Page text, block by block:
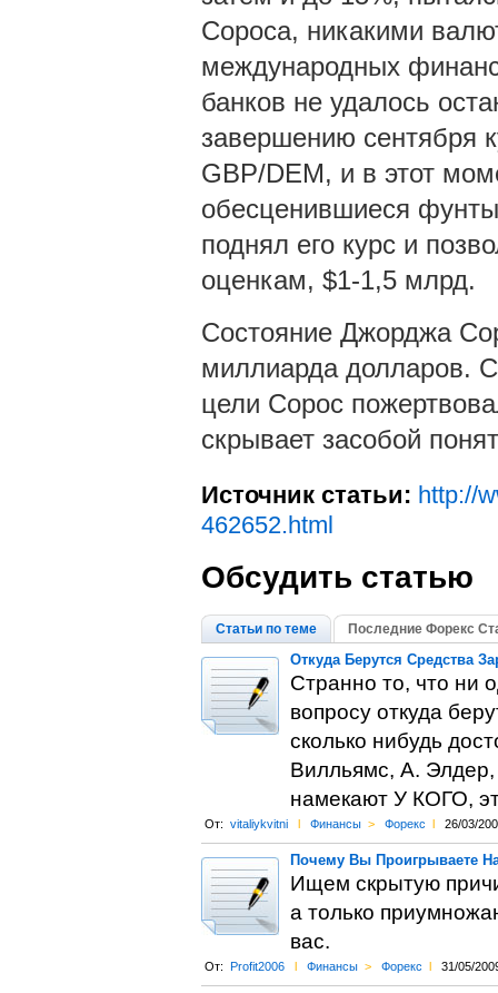
Сороса, никакими
международных
банков не удалось
завершению сентября
GBP/DEM, и в этот
обесценившиеся
поднял его курс и
оценкам, $1-1,5 млрд.
Состояние Джорджа
миллиарда долларов.
цели Сорос
скрывает засобой
Источник статьи: http://
462652.html
Обсудить статью
Статьи по теме Последние Форекс
Откуда Берутся Средства
Странно то, что ни
вопросу откуда
сколько нибудь
Вилльямс, А.
намекают У КОГО,
От: vitaliykvitni l Финансы > Форекс l 26/03/
Почему Вы Проигрываете
Ищем скрытую
а только
вас.
От: Profit2006 l Финансы > Форекс l 31/05/